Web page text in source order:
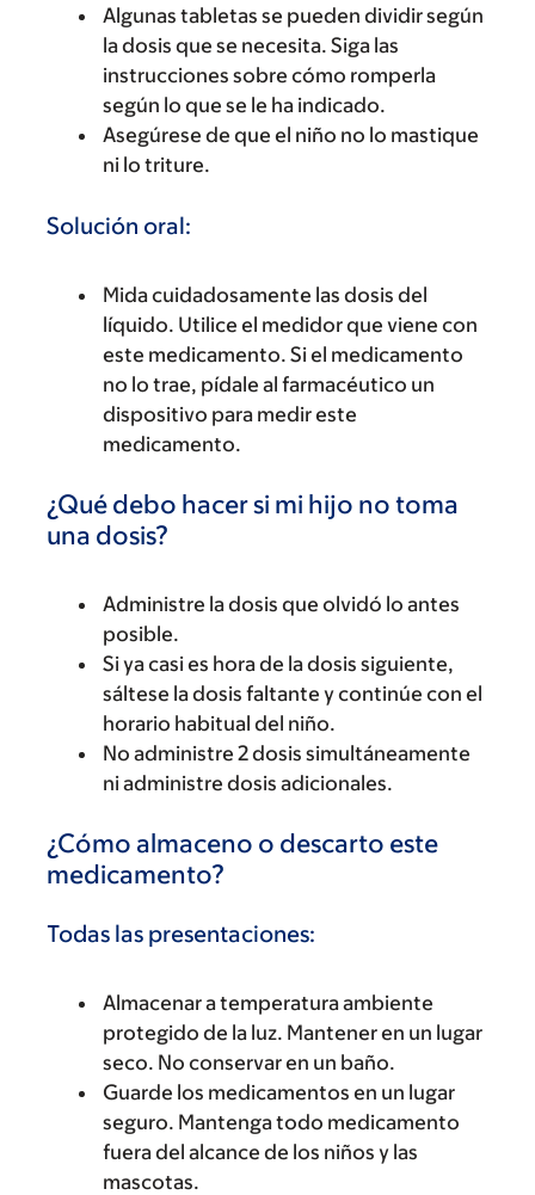
Algunas tabletas se pueden dividir según
la dosis que se necesita. Siga las
instrucciones sobre cómo romperla
según lo que se le ha indicado.
Asegúrese de que el niño no lo mastique
ni lo triture.
Solución oral:
Mida cuidadosamente las dosis del
líquido. Utilice el medidor que viene con
este medicamento. Si el medicamento
no lo trae, pídale al farmacéutico un
dispositivo para medir este
medicamento.
¿Qué debo hacer si mi hijo no toma
una dosis?
Administre la dosis que olvidó lo antes
posible.
Si ya casi es hora de la dosis siguiente,
sáltese la dosis faltante y continúe con el
horario habitual del niño.
No administre 2 dosis simultáneamente
ni administre dosis adicionales.
¿Cómo almaceno o descarto este
medicamento?
Todas las presentaciones:
Almacenar a temperatura ambiente
protegido de la luz. Mantener en un lugar
seco. No conservar en un baño.
Guarde los medicamentos en un lugar
seguro. Mantenga todo medicamento
fuera del alcance de los niños y las
mascotas.